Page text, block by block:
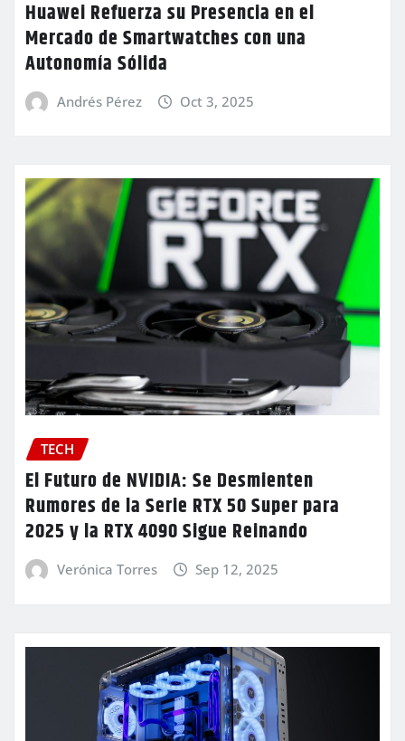
Huawei Refuerza su Presencia en el
Mercado de Smartwatches con una
Autonomía Sólida
Andrés Pérez Oct 3, 2025
TECH
El Futuro de NVIDIA: Se Desmienten
Rumores de la Serie RTX 50 Super para
2025 y la RTX 4090 Sigue Reinando
Verónica Torres Sep 12, 2025